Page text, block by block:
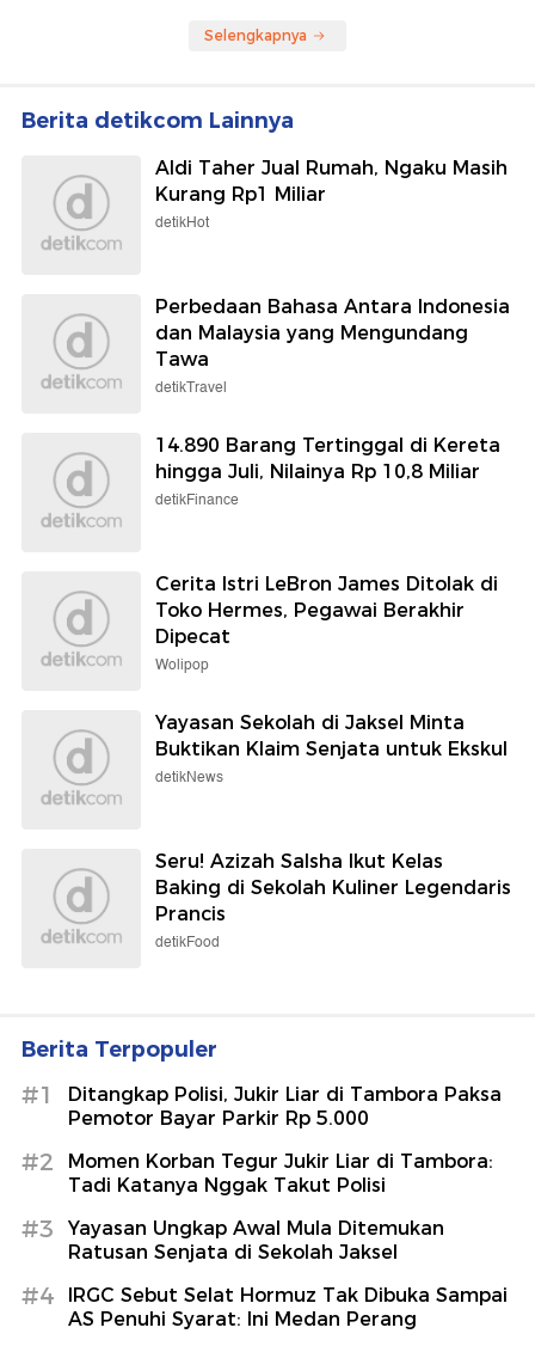
Selengkapnya
Berita detikcom Lainnya
Aldi Taher Jual Rumah, Ngaku Masih
Kurang Rp1 Miliar
detikHot
Perbedaan Bahasa Antara Indonesia
dan Malaysia yang Mengundang
Tawa
detikTravel
14.890 Barang Tertinggal di Kereta
hingga Juli, Nilainya Rp 10,8 Miliar
detikFinance
Cerita Istri LeBron James Ditolak di
Toko Hermes, Pegawai Berakhir
Dipecat
Wolipop
Yayasan Sekolah di Jaksel Minta
Buktikan Klaim Senjata untuk Ekskul
detikNews
Seru! Azizah Salsha Ikut Kelas
Baking di Sekolah Kuliner Legendaris
Prancis
detikFood
Berita Terpopuler
#1
Ditangkap Polisi, Jukir Liar di Tambora Paksa
Pemotor Bayar Parkir Rp 5.000
#2
Momen Korban Tegur Jukir Liar di Tambora:
Tadi Katanya Nggak Takut Polisi
#3
Yayasan Ungkap Awal Mula Ditemukan
Ratusan Senjata di Sekolah Jaksel
#4
IRGC Sebut Selat Hormuz Tak Dibuka Sampai
AS Penuhi Syarat: Ini Medan Perang